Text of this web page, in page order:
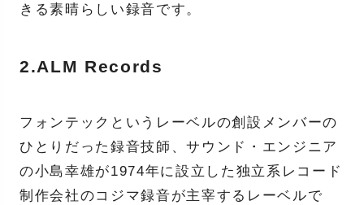
きる素晴らしい録音です。
2.ALM Records
フォンテックというレーベルの創設メンバーの
ひとりだった録音技師、サウンド・エンジニア
の小島幸雄が1974年に設立した独立系レコード
制作会社のコジマ録音が主宰するレーベルで